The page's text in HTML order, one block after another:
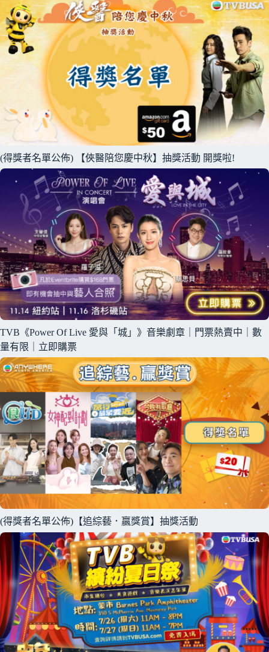
(得獎者名單公佈) 【俠醫陪您慶中秋】抽獎活動 開獎啦!
TVB《Power Of Live 愛與「城」》音樂劇章｜門票熱賣中｜數
量有限｜立即購票
(得獎者名單公佈)【追綜藝．贏獎賞】抽獎活動